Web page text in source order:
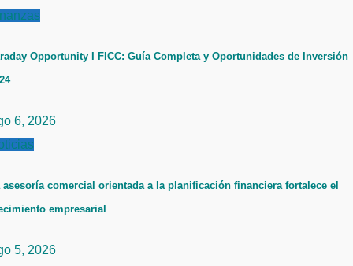
Opportunity I FICC: Guía Completa y Oportunidades de Inversión
6, 2026
asesoría comercial orientada a la planificación financiera fortalece el
empresarial
5, 2026